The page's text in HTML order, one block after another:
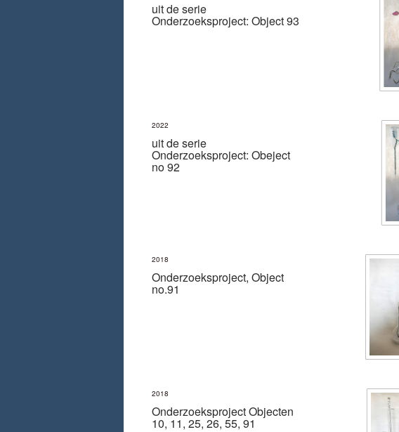
uit de serie
Onderzoeksproject: Object 93
uit de serie
Onderzoeksproject: Obeject
no 92
2022
Onderzoeksproject, Object
no.91
2018
Onderzoeksproject Objecten
10, 11, 25, 26, 55, 91
2018